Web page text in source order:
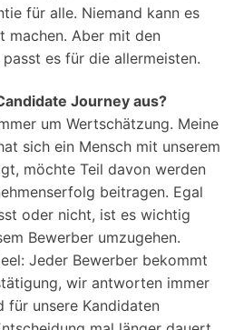
für alle. Niemand kann es
machen. Aber mit den
es für die allermeisten.
Journey aus?
um Wertschätzung. Meine
sich ein Mensch mit unserem
möchte Teil davon werden
beitragen. Egal
oder nicht, ist es wichtig
Bewerber umzugehen.
Jeder Bewerber bekommt
wir antworten immer
für unsere Kandidaten